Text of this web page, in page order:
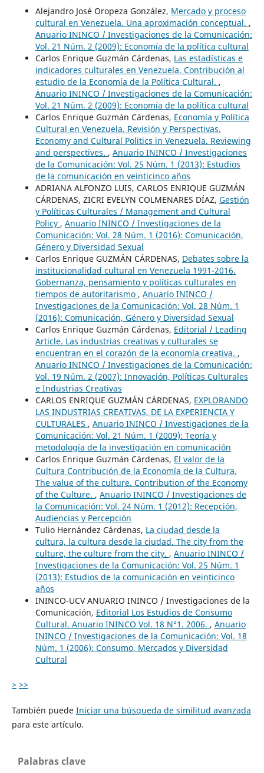
Alejandro José Oropeza González, Mercado y proceso
cultural en Venezuela. Una aproximación conceptual. ,
Anuario ININCO / Investigaciones de la Comunicación:
Vol. 21 Núm. 2 (2009): Economía de la política cultural
Carlos Enrique Guzmán Cárdenas, Las estadísticas e
indicadores culturales en Venezuela. Contribución al
estudio de la Economía de la Política Cultural. ,
Anuario ININCO / Investigaciones de la Comunicación:
Vol. 21 Núm. 2 (2009): Economía de la política cultural
Carlos Enrique Guzmán Cárdenas, Economía y Política
Cultural en Venezuela. Revisión y Perspectivas.
Economy and Cultural Politics in Venezuela. Reviewing
and perspectives. , Anuario ININCO / Investigaciones
de la Comunicación: Vol. 25 Núm. 1 (2013): Estudios
de la comunicación en veinticinco años
ADRIANA ALFONZO LUIS, CARLOS ENRIQUE GUZMÁN
CÁRDENAS, ZICRI EVELYN COLMENARES DÍAZ, Gestión
y Políticas Culturales / Management and Cultural
Policy , Anuario ININCO / Investigaciones de la
Comunicación: Vol. 28 Núm. 1 (2016): Comunicación,
Género y Diversidad Sexual
Carlos Enrique GUZMÁN CÁRDENAS, Debates sobre la
institucionalidad cultural en Venezuela 1991-2016.
Gobernanza, pensamiento y políticas culturales en
tiempos de autoritarismo , Anuario ININCO /
Investigaciones de la Comunicación: Vol. 28 Núm. 1
(2016): Comunicación, Género y Diversidad Sexual
Carlos Enrique Guzmán Cárdenas, Editorial / Leading
Article. Las industrias creativas y culturales se
encuentran en el corazón de la economía creativa. ,
Anuario ININCO / Investigaciones de la Comunicación:
Vol. 19 Núm. 2 (2007): Innovación, Políticas Culturales
e Industrias Creativas
CARLOS ENRIQUE GUZMÁN CÁRDENAS, EXPLORANDO
LAS INDUSTRIAS CREATIVAS, DE LA EXPERIENCIA Y
CULTURALES , Anuario ININCO / Investigaciones de la
Comunicación: Vol. 21 Núm. 1 (2009): Teoría y
metodología de la investigación en comunicación
Carlos Enrique Guzmán Cárdenas, El valor de la
Cultura Contribución de la Economía de la Cultura.
The value of the culture. Contribution of the Economy
of the Culture. , Anuario ININCO / Investigaciones de
la Comunicación: Vol. 24 Núm. 1 (2012): Recepción,
Audiencias y Percepción
Tulio Hernández Cárdenas, La ciudad desde la
cultura, la cultura desde la ciudad. The city from the
culture, the culture from the city. , Anuario ININCO /
Investigaciones de la Comunicación: Vol. 25 Núm. 1
(2013): Estudios de la comunicación en veinticinco
años
ININCO-UCV ANUARIO ININCO / Investigaciones de la
Comunicación, Editorial Los Estudios de Consumo
Cultural. Anuario ININCO Vol. 18 N°1. 2006. , Anuario
ININCO / Investigaciones de la Comunicación: Vol. 18
Núm. 1 (2006): Consumo, Mercados y Diversidad
Cultural
> >>
También puede Iniciar una búsqueda de similitud avanzada
para este artículo.
Palabras clave